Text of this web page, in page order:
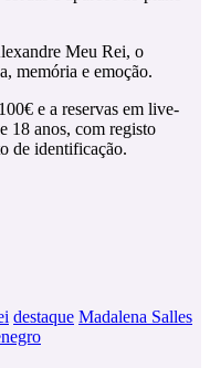
Meu Rei, o
memória e emoção.
e a reservas em live-
18 anos, com registo
de identificação.
destaque Madalena Salles